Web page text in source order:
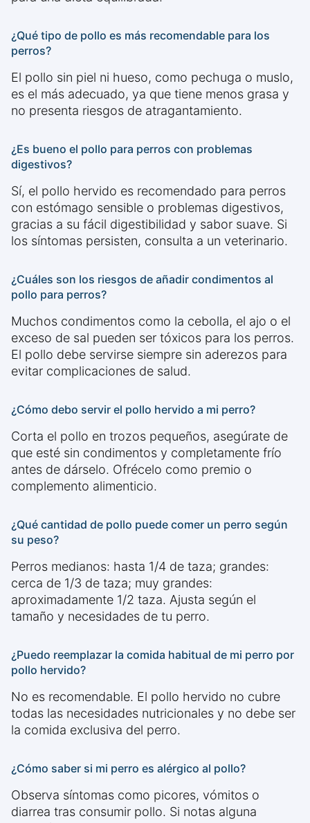
¿Qué tipo de pollo es más recomendable para los
perros?
El pollo sin piel ni hueso, como pechuga o muslo,
es el más adecuado, ya que tiene menos grasa y
no presenta riesgos de atragantamiento.
¿Es bueno el pollo para perros con problemas
digestivos?
Sí, el pollo hervido es recomendado para perros
con estómago sensible o problemas digestivos,
gracias a su fácil digestibilidad y sabor suave. Si
los síntomas persisten, consulta a un veterinario.
¿Cuáles son los riesgos de añadir condimentos al
pollo para perros?
Muchos condimentos como la cebolla, el ajo o el
exceso de sal pueden ser tóxicos para los perros.
El pollo debe servirse siempre sin aderezos para
evitar complicaciones de salud.
¿Cómo debo servir el pollo hervido a mi perro?
Corta el pollo en trozos pequeños, asegúrate de
que esté sin condimentos y completamente frío
antes de dárselo. Ofrécelo como premio o
complemento alimenticio.
¿Qué cantidad de pollo puede comer un perro según
su peso?
Perros medianos: hasta 1/4 de taza; grandes:
cerca de 1/3 de taza; muy grandes:
aproximadamente 1/2 taza. Ajusta según el
tamaño y necesidades de tu perro.
¿Puedo reemplazar la comida habitual de mi perro por
pollo hervido?
No es recomendable. El pollo hervido no cubre
todas las necesidades nutricionales y no debe ser
la comida exclusiva del perro.
¿Cómo saber si mi perro es alérgico al pollo?
Observa síntomas como picores, vómitos o
diarrea tras consumir pollo. Si notas alguna